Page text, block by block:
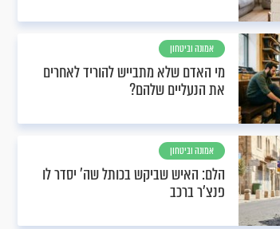
אמונה וביטחון
מי האדם שלא מתבייש להוריד לאחרים
את הנעליים שלהם?
אמונה וביטחון
הלם: האיש שביקש בכותל שה' יסדר לו
פנצ'ר ברכב